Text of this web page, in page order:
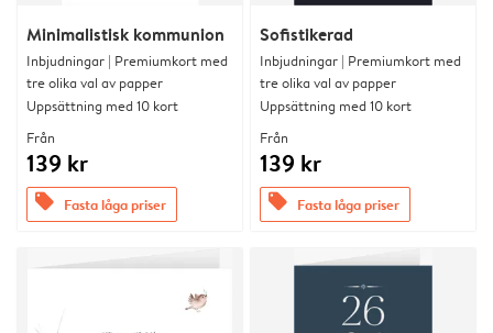
Minimalistisk kommunion
Inbjudningar | Premiumkort med
tre olika val av papper
Uppsättning med 10 kort
Från
139 kr
offers Fasta låga priser
Sofistikerad
Inbjudningar | Premiumkort med
tre olika val av papper
Uppsättning med 10 kort
Från
139 kr
offers Fasta låga priser